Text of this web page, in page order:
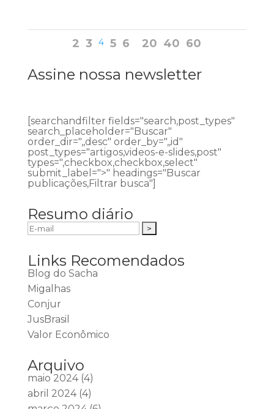
2 3 4 5 6 20 40 60
Assine nossa newsletter
[searchandfilter fields="search,post_types"
search_placeholder="Buscar"
order_dir=",,desc" order_by=",,id"
post_types="artigos,videos-e-slides,post"
types=",checkbox,checkbox,select"
submit_label=">" headings="Buscar
publicações,Filtrar busca"]
Resumo diário
Links Recomendados
Blog do Sacha
Migalhas
Conjur
JusBrasil
Valor Econômico
Arquivo
maio 2024(4)
abril 2024(4)